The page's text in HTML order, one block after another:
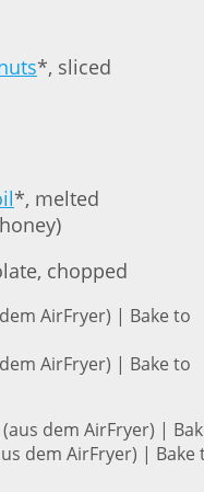
*, sliced
*, melted
chopped
dem AirFryer) |